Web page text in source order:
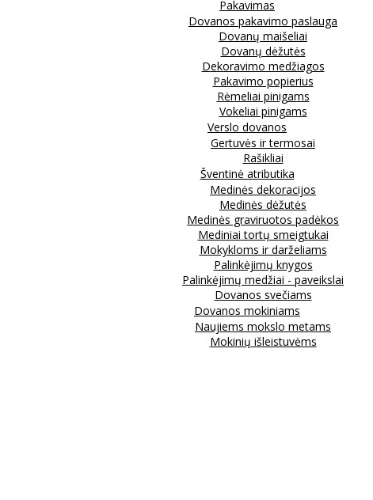
Pakavimas
Dovanos pakavimo paslauga
Dovanų maišeliai
Dovanų dėžutės
Dekoravimo medžiagos
Pakavimo popierius
Rėmeliai pinigams
Vokeliai pinigams
Verslo dovanos
Gertuvės ir termosai
Rašikliai
Šventinė atributika
Medinės dekoracijos
Medinės dėžutės
Medinės graviruotos padėkos
Mediniai tortų smeigtukai
Mokykloms ir darželiams
Palinkėjimų knygos
Palinkėjimų medžiai - paveikslai
Dovanos svečiams
Dovanos mokiniams
Naujiems mokslo metams
Mokinių išleistuvėms